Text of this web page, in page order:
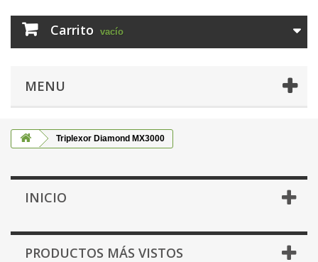
Carrito vacío
MENU
Triplexor Diamond MX3000
INICIO
PRODUCTOS MÁS VISTOS